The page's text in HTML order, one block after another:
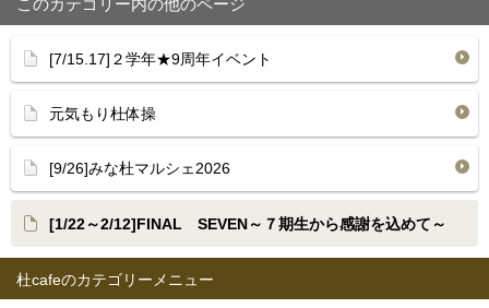
杜cafe
[7/15.17]２学年★9周年イベント
元気もり杜体操
[9/26]みな杜マルシェ2026
[1/22～2/12]FINAL SEVEN～７期生から感謝を込めて～